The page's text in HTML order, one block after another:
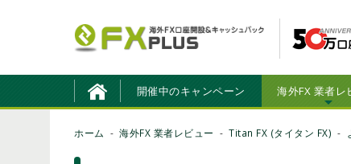
開催中のキャンペーン 海外FX 業者レ
ホーム 海外FX 業者レビュー Titan FX (タイタン FX)